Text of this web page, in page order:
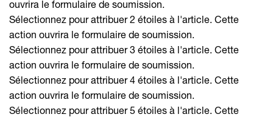
ouvrira le formulaire de soumission.
Sélectionnez pour attribuer 2 étoiles à l'article. Cette
action ouvrira le formulaire de soumission.
Sélectionnez pour attribuer 3 étoiles à l'article. Cette
action ouvrira le formulaire de soumission.
Sélectionnez pour attribuer 4 étoiles à l'article. Cette
action ouvrira le formulaire de soumission.
Sélectionnez pour attribuer 5 étoiles à l'article. Cette